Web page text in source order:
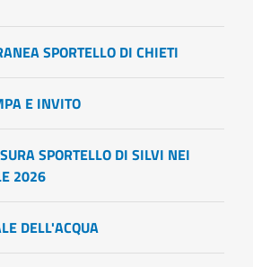
SPORTELLO DI CHIETI
E INVITO
SPORTELLO DI SILVI NEI
2026
DELL'ACQUA